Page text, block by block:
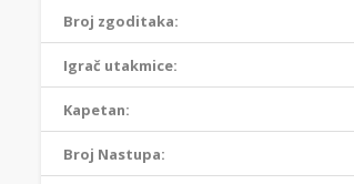
Broj zgoditaka:
Igrač utakmice:
Kapetan:
Broj Nastupa: